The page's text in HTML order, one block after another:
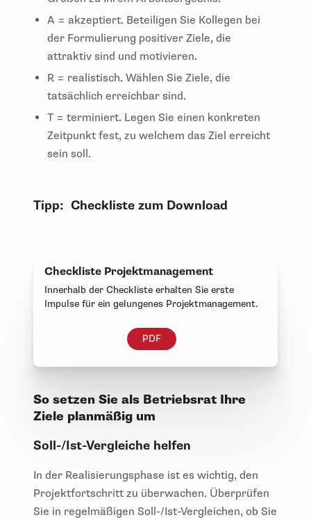
A = akzeptiert. Beteiligen Sie Kollegen bei
der Formulierung positiver Ziele, die
attraktiv sind und motivieren.
R = realistisch. Wählen Sie Ziele, die
tatsächlich erreichbar sind.
T = terminiert. Legen Sie einen konkreten
Zeitpunkt fest, zu welchem das Ziel erreicht
sein soll.
Tipp: Checkliste zum Download
Checkliste Projektmanagement
Innerhalb der Checkliste erhalten Sie erste
Impulse für ein gelungenes Projektmanagement.
PDF
So setzen Sie als Betriebsrat Ihre
Ziele planmäßig um
Soll-/Ist-Vergleiche helfen
In der Realisierungsphase ist es wichtig, den
Projektfortschritt zu überwachen. Überprüfen
Sie in regelmäßigen Soll-/Ist-Vergleichen, ob Sie